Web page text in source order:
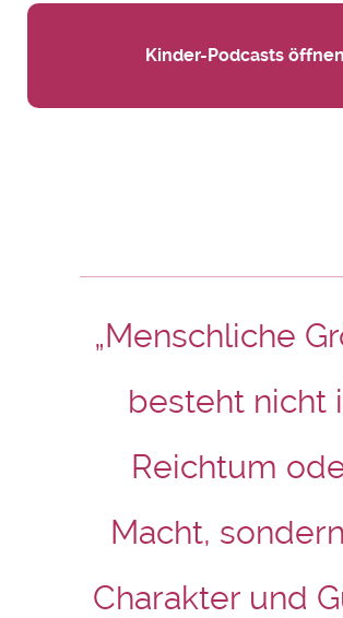
Kinder-Podcasts öffnen
„Menschliche
besteht nicht
Reichtum
Macht,
Charakter und